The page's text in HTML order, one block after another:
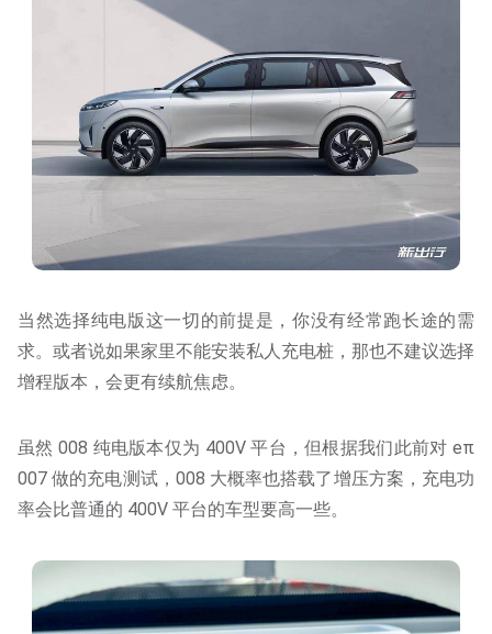
当然选择纯电版这一切的前提是，你没有经常跑长途的需
求。或者说如果家里不能安装私人充电桩，那也不建议选择
增程版本，会更有续航焦虑。
虽然 008 纯电版本仅为 400V 平台，但根据我们此前对 eπ
007 做的充电测试，008 大概率也搭载了增压方案，充电功
率会比普通的 400V 平台的车型要高一些。